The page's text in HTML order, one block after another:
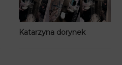
Katarzyna dorynek